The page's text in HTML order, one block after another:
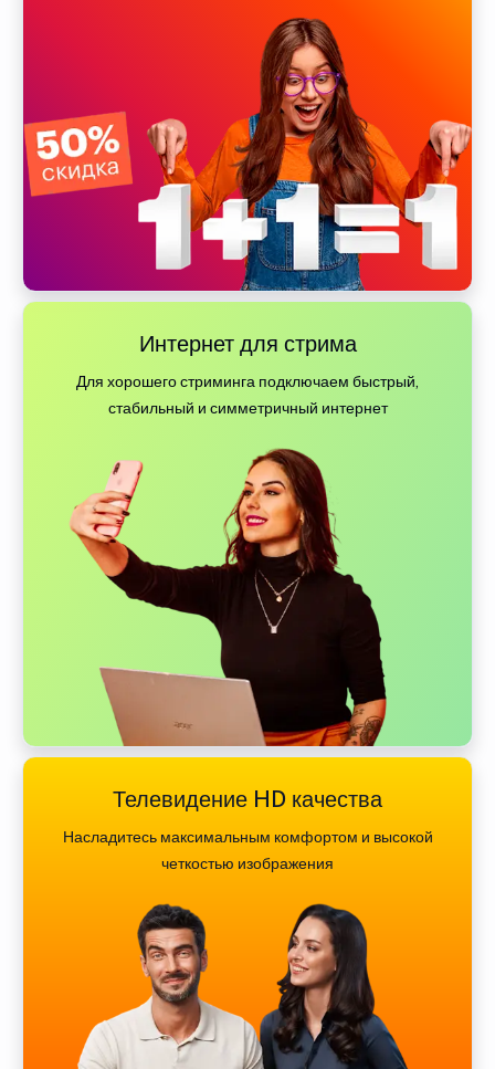
Интернет для стрима
Для хорошего стриминга подключаем быстрый,
стабильный и симметричный интернет
Телевидение HD качества
Насладитесь максимальным комфортом и высокой
четкостью изображения